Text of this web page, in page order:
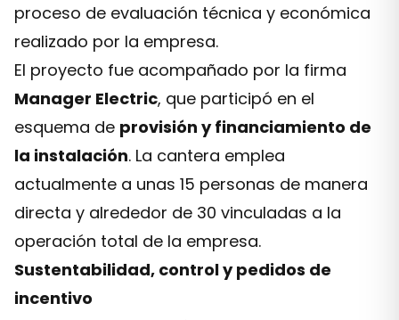
proceso de evaluación técnica y económica
realizado por la empresa.
El proyecto fue acompañado por la firma
Manager Electric, que participó en el
esquema de provisión y financiamiento de
la instalación. La cantera emplea
actualmente a unas 15 personas de manera
directa y alrededor de 30 vinculadas a la
operación total de la empresa.
Sustentabilidad, control y pedidos de
incentivo